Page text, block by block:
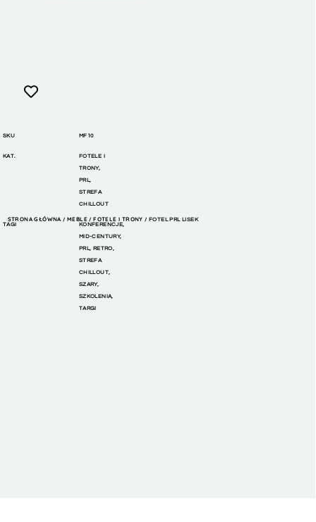
SKU MF10
KAT.
FOTELE I
TRONY,
PRL,
STREFA
CHILLOUT
TAGI KONFERENCJE,
MID-CENTURY,
PRL, RETRO,
STREFA
CHILLOUT,
SZARY,
SZKOLENIA,
TARGI
STRONA GŁÓWNA /MEBLE /FOTELE I TRONY / FOTEL PRL LISEK